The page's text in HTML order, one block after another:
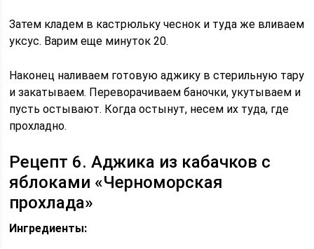
Затем кладем в кастрюльку чеснок и туда же вливаем
уксус. Варим еще минуток 20.
Наконец наливаем готовую аджику в стерильную тару
и закатываем. Переворачиваем баночки, укутываем и
пусть остывают. Когда остынут, несем их туда, где
прохладно.
Рецепт 6. Аджика из кабачков с
яблоками «Черноморская
прохлада»
Ингредиенты: